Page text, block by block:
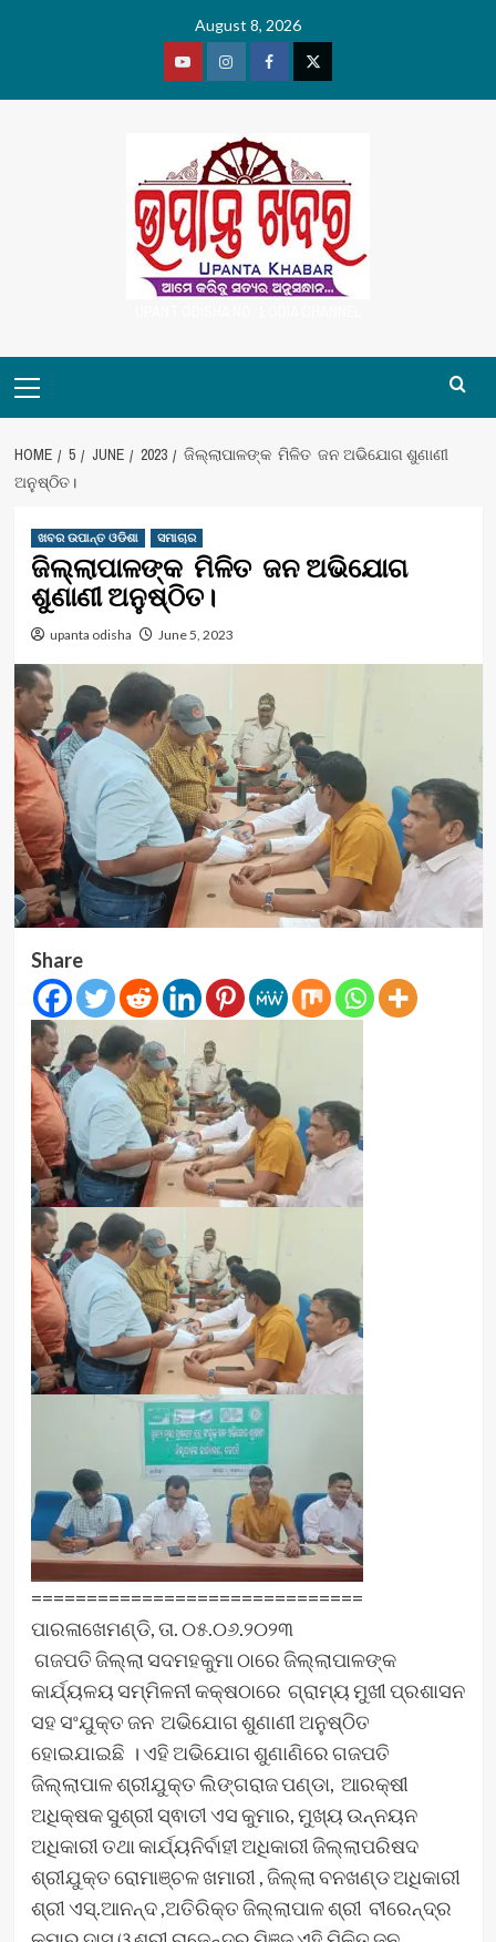
August 8, 2026
YoutubeVimeoFacebookTwitter
Menu
HOME 5 JUNE 2023
ଜିଲ୍ଲାପାଳଙ୍କ ମିଳିତ ଜନ ଅଭିଯୋଗ ଶୁଣାଣୀ
ଅନୁଷ୍ଠିତ।
ଖବର ଉପାନ୍ତ ଓଡିଶା ସମାଚାର
ଜିଲ୍ଲାପାଳଙ୍କ ମିଳିତ ଜନ ଅଭିଯୋଗ
ଶୁଣାଣୀ ଅନୁଷ୍ଠିତ।
upanta odisha June 5, 2023
Share
==============================
ପାରଳାଖେମଣ୍ଡି, ତା. ୦୫.୦୬.୨୦୨୩
ଗଜପତି ଜିଲ୍ଲା ସଦମହକୁମା ଠାରେ ଜିଲ୍ଲାପାଳଙ୍କ
କାର୍ଯ୍ୟଳୟ ସମ୍ମିଳନୀ କକ୍ଷଠାରେ ଗ୍ରାମ୍ୟ ମୁଖୀ ପ୍ରଶାସନ
ସହ ସଂଯୁକ୍ତ ଜନ ଅଭିଯୋଗ ଶୁଣାଣୀ ଅନୁଷ୍ଠିତ
ହୋଇଯାଇଛି । ଏହି ଅଭିଯୋଗ ଶୁଣାଣିରେ ଗଜପତି
ଜିଲ୍ଲାପାଳ ଶ୍ରୀଯୁକ୍ତ ଲିଙ୍ଗରାଜ ପଣ୍ଡା, ଆରକ୍ଷୀ
ଅଧିକ୍ଷକ ସୁଶ୍ରୀ ସ୍ଵାତୀ ଏସ କୁମାର, ମୁଖ୍ୟ ଉନ୍ନୟନ
ଅଧିକାରୀ ତଥା କାର୍ଯ୍ୟନିର୍ବାହୀ ଅଧିକାରୀ ଜିଲ୍ଲାପରିଷଦ
ଶ୍ରୀଯୁକ୍ତ ରୋମାଞ୍ଚଳ ଖମାରୀ , ଜିଲ୍ଲା ବନଖଣ୍ଡ ଅଧିକାରୀ
ଶ୍ରୀ ଏସ୍.ଆନନ୍ଦ ,ଅତିରିକ୍ତ ଜିଲ୍ଲାପାଳ ଶ୍ରୀ ବୀରେନ୍ଦ୍ର